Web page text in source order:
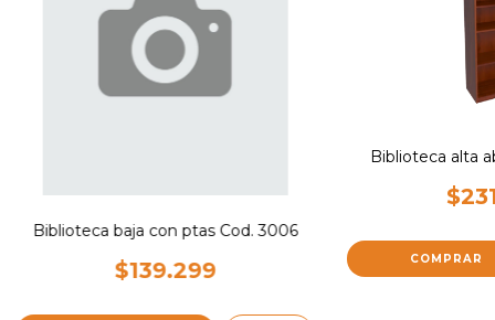
Biblioteca baja con ptas Cod. 3006
$139.299
Biblioteca alta
COMPRAR